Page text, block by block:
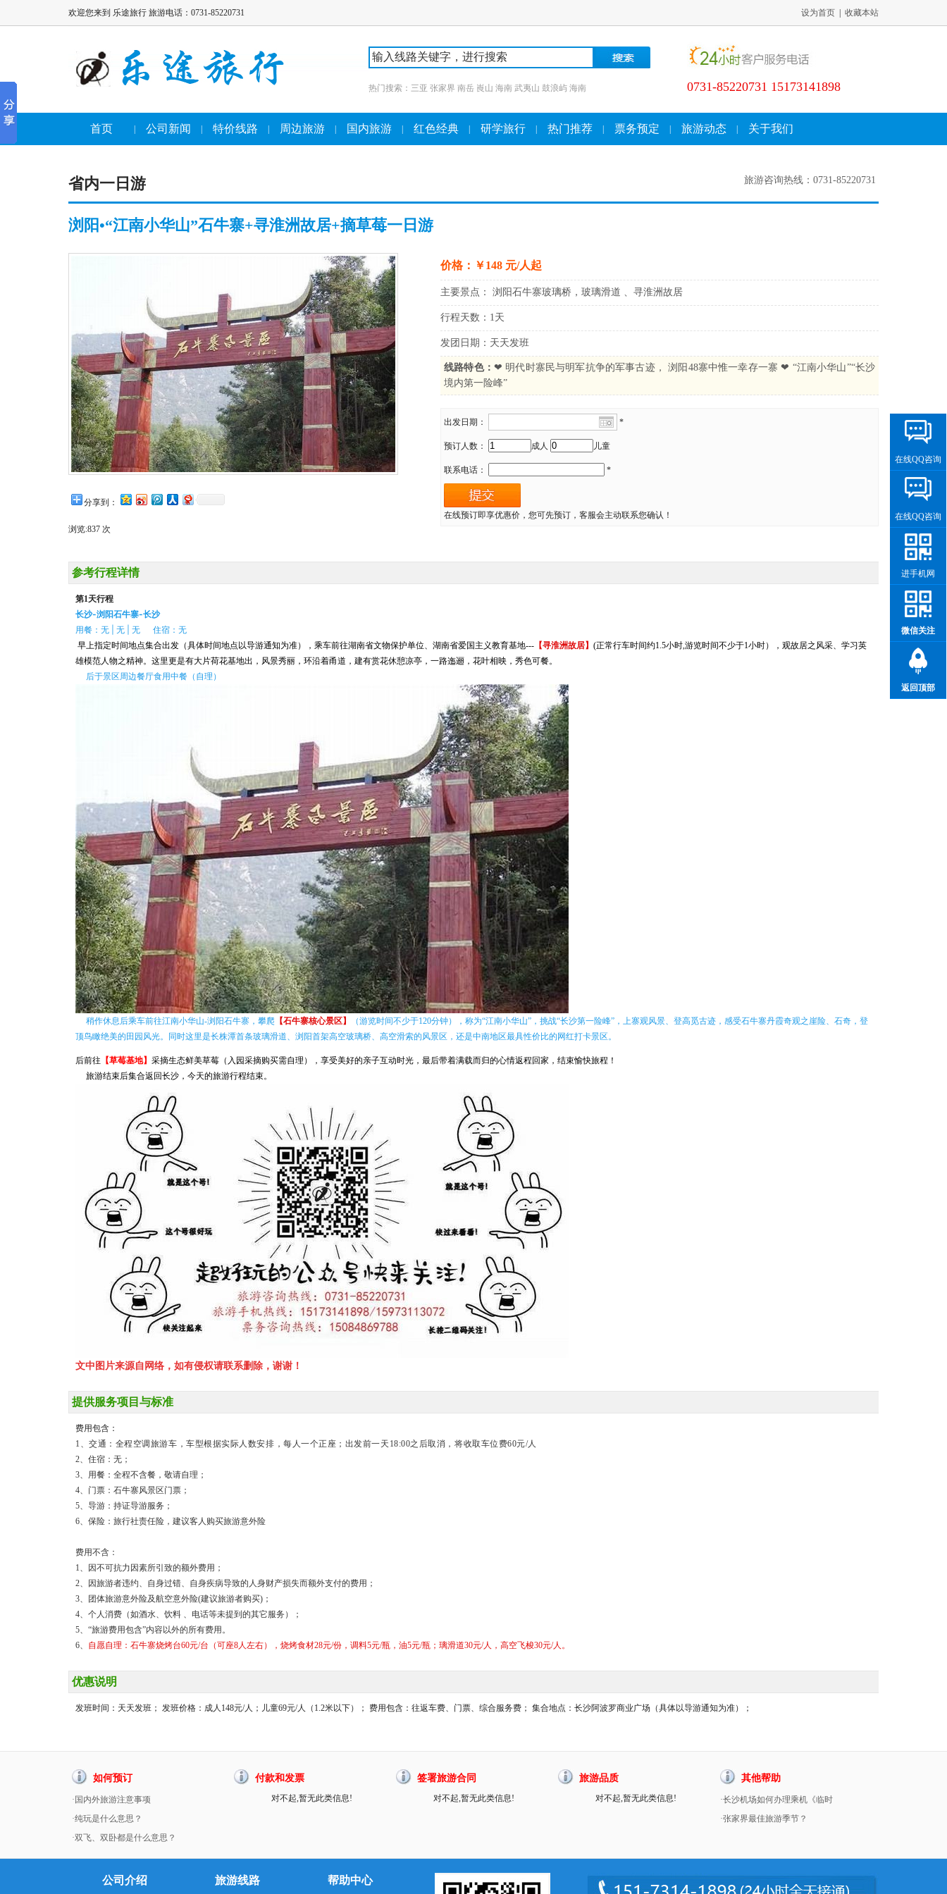
欢迎您来到 乐途旅行 旅游电话：0731-85220731 设为首页 收藏本站
热门搜索： 三亚 张家界 南岳 崀山 海南 武夷山 鼓浪屿 海南 0731-85220731 15173141898
首页 公司新闻 特价线路 周边旅游 国内旅游 红色经典 研学旅行 热门推荐 票务预定 旅游动态 关于我们
省内一日游 旅游咨询热线：0731-85220731
浏阳•“江南小华山”石牛寨+寻淮洲故居+摘草莓一日游
分享到：
浏览:837 次
价格：￥148 元/人起
主要景点： 浏阳石牛寨玻璃桥，玻璃滑道 、寻淮洲故居
行程天数：1天
发团日期：天天发班
线路特色： ❤ 明代时寨民与明军抗争的军事古迹， 浏阳48寨中惟一幸存一寨 ❤ “江南小华山”“长沙
境内第一险峰”
出发日期： *
预订人数： 成人 儿童
联系电话： *
在线预订即享优惠价，您可先预订，客服会主动联系您确认！
参考行程详情
第1天行程
长沙-浏阳石牛寨-长沙
用餐：无 | 无 | 无 住宿：无
早上指定时间地点集合出发（具体时间地点以导游通知为准），乘车前往湖南省文物保护单位、湖南省爱国主义教育基地--- 【寻淮洲故居】 (正常行车时间约1.5小时,游览时间不少于1小时），观故居之风采、学习英
雄模范人物之精神。这里更是有大片荷花基地出，风景秀丽，环沿着甬道，建有赏花休憩凉亭，一路迤逦，花叶相映，秀色可餐。
后于景区周边餐厅食用中餐（自理）
稍作休息后乘车前往江南小华山-浏阳石牛寨，攀爬 【石牛寨核心景区】
（游览时间不少于120分钟），称为“江南小华山”，挑战“长沙第一险峰”，上寨观风景、登高觅古迹，感受石牛寨丹霞奇观之崖险、石奇，登
顶鸟瞰绝美的田园风光。同时这里是长株潭首条玻璃滑道、浏阳首架高空玻璃桥、高空滑索的风景区，还是中南地区最具性价比的网红打卡景区。
后前往 【草莓基地】 采摘生态鲜美草莓（入园采摘购买需自理），享受美好的亲子互动时光，最后带着满载而归的心情返程回家，结束愉快旅程！
旅游结束后集合返回长沙，今天的旅游行程结束。
文中图片来源自网络，如有侵权请联系删除，谢谢！
提供服务项目与标准
费用包含：
1、交通：全程空调旅游车，车型根据实际人数安排，每人一个正座；出发前一天18:00之后取消，将收取车位费60元/人
2、住宿：无；
3、用餐：全程不含餐，敬请自理；
4、门票：石牛寨风景区门票；
5、导游：持证导游服务；
6、保险：旅行社责任险，建议客人购买旅游意外险
费用不含：
1、因不可抗力因素所引致的额外费用；
2、因旅游者违约、自身过错、自身疾病导致的人身财产损失而额外支付的费用；
3、团体旅游意外险及航空意外险(建议旅游者购买)；
4、个人消费（如酒水、饮料 、电话等未提到的其它服务）；
5、“旅游费用包含”内容以外的所有费用。
6、 自愿自理：石牛寨烧烤台60元/台（可座8人左右），烧烤食材28元/份，调料5元/瓶，油5元/瓶；璃滑道30元/人，高空飞梭30元/人。
优惠说明
发班时间：天天发班； 发班价格：成人148元/人；儿童69元/人（1.2米以下）； 费用包含：往返车费、门票、综合服务费； 集合地点：长沙阿波罗商业广场（具体以导游通知为准）；
如何预订
·国内外旅游注意事项
·纯玩是什么意思？
·双飞、双卧都是什么意思？
付款和发票
对不起,暂无此类信息!
签署旅游合同
对不起,暂无此类信息!
旅游品质
对不起,暂无此类信息!
其他帮助
·长沙机场如何办理乘机《临时
·张家界最佳旅游季节？
公司介绍 旅游线路 帮助中心
在线QQ咨询
在线QQ咨询
进手机网
微信关注
返回顶部